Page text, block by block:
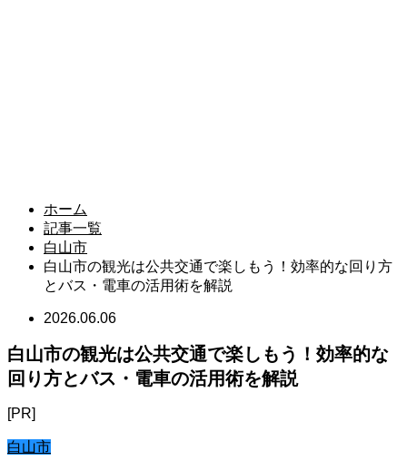
ホーム
記事一覧
白山市
白山市の観光は公共交通で楽しもう！効率的な回り方
とバス・電車の活用術を解説
2026.06.06
白山市の観光は公共交通で楽しもう！効率的な
回り方とバス・電車の活用術を解説
[PR]
白山市